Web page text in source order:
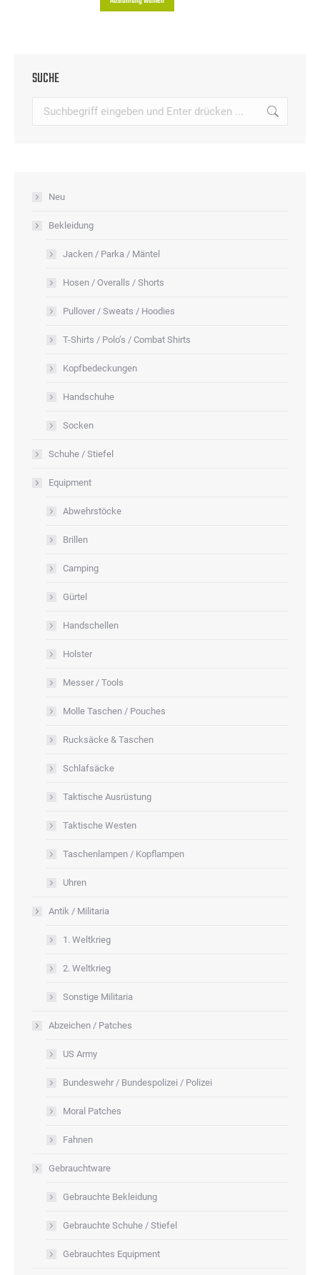
Die
Produktseite
Die
SUCHE
Neu
Bekleidung
Jacken / Parka / Mäntel
Hosen / Overalls / Shorts
Pullover / Sweats / Hoodies
T-Shirts / Polo’s / Combat Shirts
Kopfbedeckungen
Handschuhe
Socken
Schuhe / Stiefel
Equipment
Abwehrstöcke
Brillen
Camping
Gürtel
Handschellen
Holster
Messer / Tools
Molle Taschen / Pouches
Rucksäcke & Taschen
Schlafsäcke
Taktische Ausrüstung
Taktische Westen
Taschenlampen / Kopflampen
Uhren
Antik / Militaria
1. Weltkrieg
2. Weltkrieg
Sonstige Militaria
Abzeichen / Patches
US Army
Bundeswehr / Bundespolizei / Polizei
Moral Patches
Fahnen
Gebrauchtware
Gebrauchte Bekleidung
Gebrauchte Schuhe / Stiefel
Gebrauchtes Equipment